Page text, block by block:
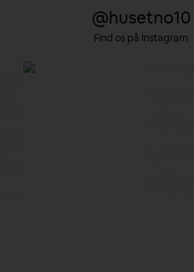
@husetno10
Find os på Instagram